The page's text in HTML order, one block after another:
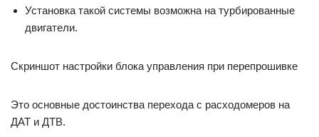
Установка такой системы возможна на турбированные
двигатели.
Скриншот настройки блока управления при перепрошивке
Это основные достоинства перехода с расходомеров на
ДАТ и ДТВ.